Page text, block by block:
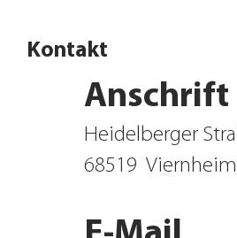
Kontakt
Viernheim
68519
Heidelberger
Anschrift